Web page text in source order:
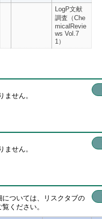
LogP文献
調査（Che
micalRevie
ws Vol.7
1）
ません。
ません。
ついては、リスクタブの
ください。